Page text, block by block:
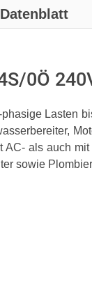
Datenblatt
0Ö
Lasten
als auch
sowie